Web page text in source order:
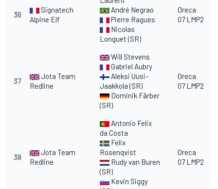
36
Signatech
Alpine Elf
André Negrao
Pierre Ragues
Nicolas
Longuet (SR)
Oreca
07 LMP2
37
Jota Team
Redline
Will Stevens
Gabriel Aubry
Aleksi Uusi-
Jaakkola (SR)
Dominik Färber
(SR)
Oreca
07 LMP2
38
Jota Team
Redline
Antonio Felix
da Costa
Felix
Rosenqvist
Rudy van Buren
(SR)
Kevin Siggy
Oreca
07 LMP2